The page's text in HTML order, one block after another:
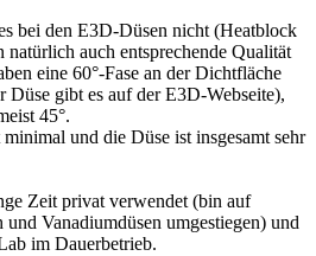
bei den E3D-Düsen nicht (Heatblock
natürlich auch entsprechende Qualität
eine 60°-Fase an der Dichtfläche
Düse gibt es auf der E3D-Webseite),
45°.
und die Düse ist insgesamt sehr
Zeit privat verwendet (bin auf
Vanadiumdüsen umgestiegen) und
im Dauerbetrieb.